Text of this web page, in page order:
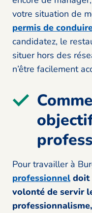
votre situation de
permis de
candidatez, le
situer hors des
n’être facilement
Pour travailler à
professionnel doit
volonté de servir